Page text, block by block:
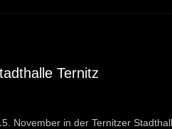
Ternitz
November in der Ternitzer